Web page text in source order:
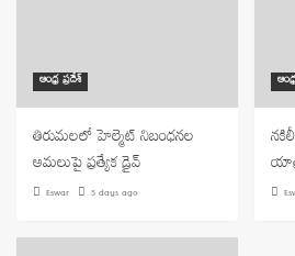
ఆంధ్ర ప్రదేశ్
తిరుమలలో హెల్మెట్ నిబంధనల
అమలుపై ప్రత్యేక డ్రైవ్
Eswar 5 days ago